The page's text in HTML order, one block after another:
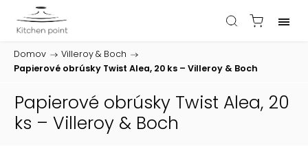
Domov / Villeroy & Boch /
Papierové obrúsky Twist Alea, 20 ks – Villeroy & Boch
Papierové obrúsky Twist Alea, 20
ks – Villeroy & Boch